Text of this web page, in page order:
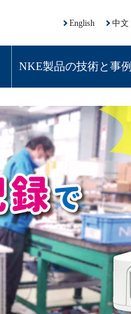
English 中文
NKE製品の技術と事例